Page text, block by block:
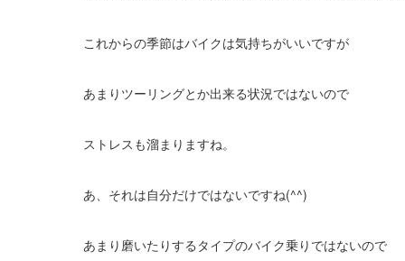
これからの季節はバイクは気持ちがいいですが
あまりツーリングとか出来る状況ではないので
ストレスも溜まりますね。
あ、それは自分だけではないですね(^^)
あまり磨いたりするタイプのバイク乗りではないので